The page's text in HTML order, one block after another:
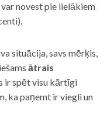
novest pie lielākiem
situācija, savs mērķis,
ātrais
ir spēt visu kārtīgi
ka paņemt ir viegli un